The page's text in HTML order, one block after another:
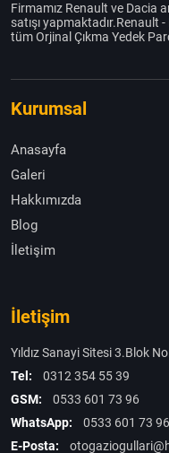
Firmamız Renault ve Dacia
satışı yapmaktadır.Renault
tüm Orjinal Çıkma Yedek
Kurumsal
Anasayfa
Galeri
Hakkımızda
Blog
İletişim
İletişim
Yıldız Sanayi Sitesi 3.Blok
Tel:
0312 354 55 39
GSM:
0533 601 73 96
WhatsApp:
0533 601 73 96
E-Posta: